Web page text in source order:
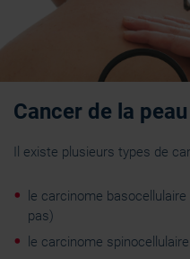
Cancer de la peau
Il existe plusieurs types de
le carcinome
pas)
le carcinome